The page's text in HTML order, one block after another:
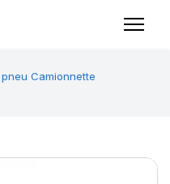
pneu Camionnette